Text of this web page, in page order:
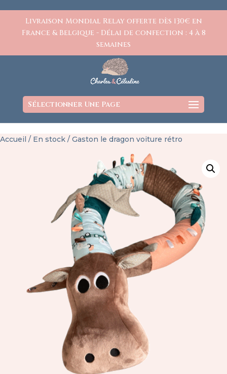
Livraison Mondial Relay offerte dès 130€ en
France & Belgique - Délai de confection : 4 à 8
semaines
Sélectionner Une Page
Accueil / En stock / Gaston le dragon voiture rétro